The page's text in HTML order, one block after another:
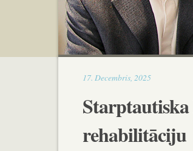
17.Decembris,202513:08
rehabilitāciju